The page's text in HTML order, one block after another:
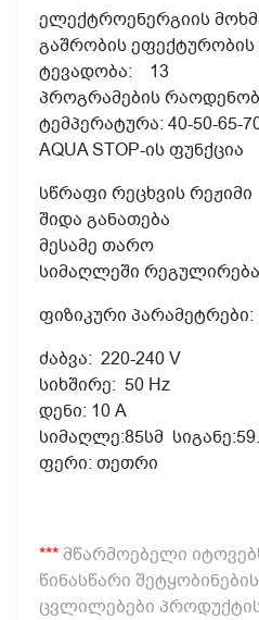
ელექტროენერგიის
გაშრობისეფექტურობის
ტევადობა: 13
პროგრამების
ტემპერატურა: 40-50-65-
AQUA STOP-ის ფუნქცია
სწრაფი რეცხვის რეჟიმი
შიდა განათება
მესამე თარო
სიმაღლეში
ფიზიკური პარამეტრები:
ძაბვა: 220-240 V
სიხშირე: 50 Hz
დენი: 10 A
სიმაღლე:85სმ სიგანე:
ფერი: თეთრი
*** მწარმოებელი
წინასწარი
ცვლილებები